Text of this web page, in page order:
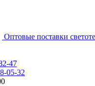
Оптовые поставки
47
05-32